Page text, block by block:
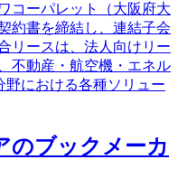
コーパレット（大阪府大
約書を締結し、連結子会
リースは、法人向けリー
不動産・航空機・エネル
野における各種ソリュー
のブックメーカ